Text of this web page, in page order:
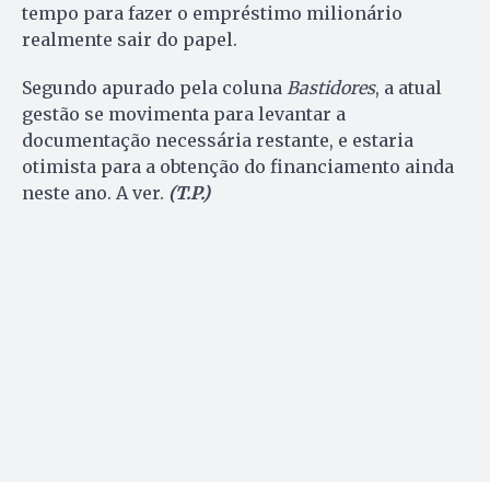
tempo para fazer o empréstimo milionário
realmente sair do papel.
Segundo apurado pela coluna Bastidores, a atual
gestão se movimenta para levantar a
documentação necessária restante, e estaria
otimista para a obtenção do financiamento ainda
neste ano. A ver. (T.P.)